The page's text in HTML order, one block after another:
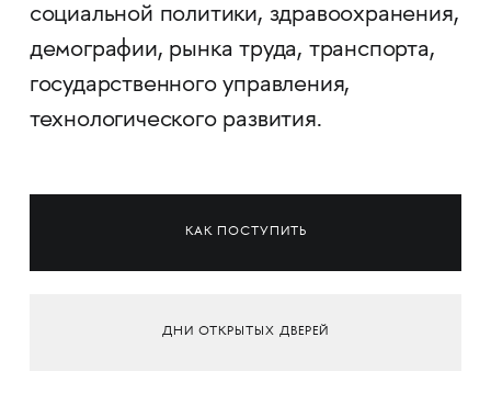
социальной политики, здравоохранения,
демографии, рынка труда, транспорта,
государственного управления,
технологического развития.
КАК ПОСТУПИТЬ
ДНИ ОТКРЫТЫХ ДВЕРЕЙ